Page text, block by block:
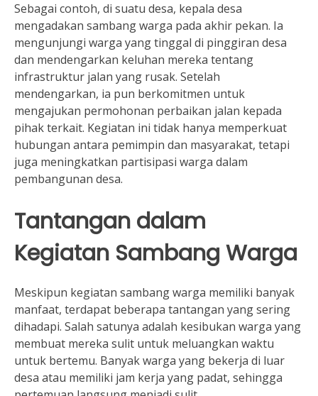
Sebagai contoh, di suatu desa, kepala desa
mengadakan sambang warga pada akhir pekan. Ia
mengunjungi warga yang tinggal di pinggiran desa
dan mendengarkan keluhan mereka tentang
infrastruktur jalan yang rusak. Setelah
mendengarkan, ia pun berkomitmen untuk
mengajukan permohonan perbaikan jalan kepada
pihak terkait. Kegiatan ini tidak hanya memperkuat
hubungan antara pemimpin dan masyarakat, tetapi
juga meningkatkan partisipasi warga dalam
pembangunan desa.
Tantangan dalam
Kegiatan Sambang Warga
Meskipun kegiatan sambang warga memiliki banyak
manfaat, terdapat beberapa tantangan yang sering
dihadapi. Salah satunya adalah kesibukan warga yang
membuat mereka sulit untuk meluangkan waktu
untuk bertemu. Banyak warga yang bekerja di luar
desa atau memiliki jam kerja yang padat, sehingga